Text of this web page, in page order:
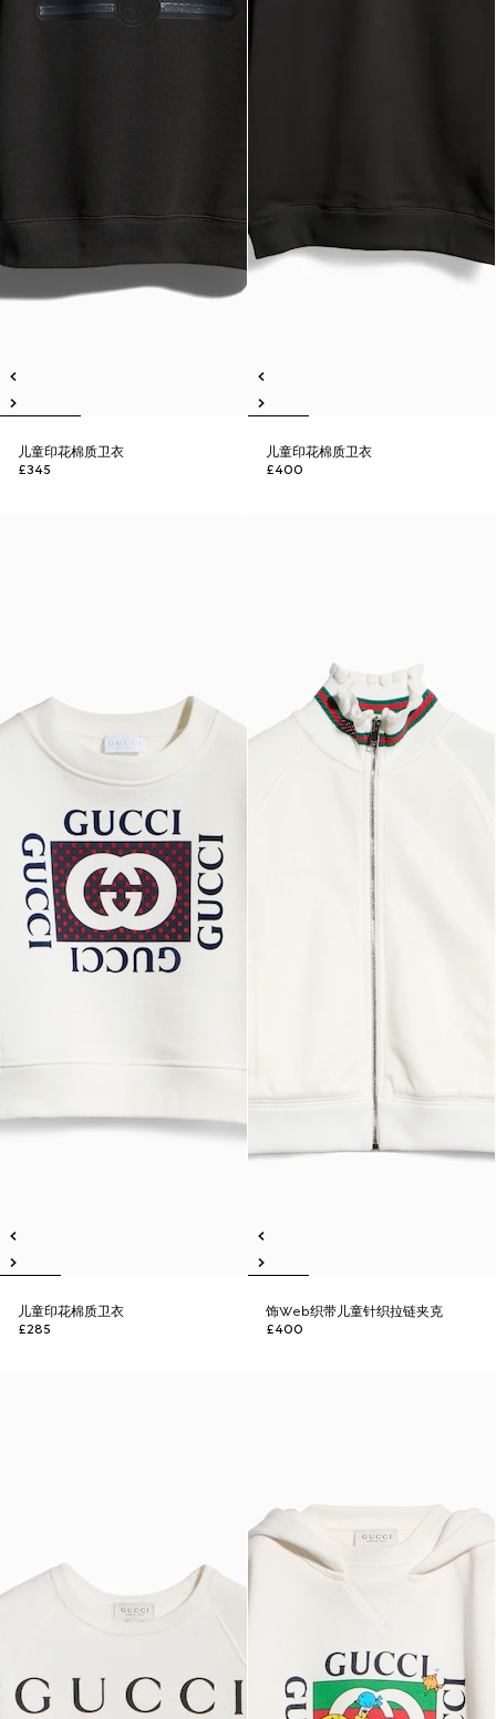
儿童印花棉质卫衣
£345
儿童印花棉质卫衣
£400
儿童印花棉质卫衣
£285
饰Web织带儿童针织拉链夹克
£400